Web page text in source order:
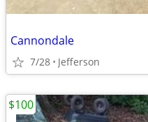
Cannondale
7/28 Jefferson
$100